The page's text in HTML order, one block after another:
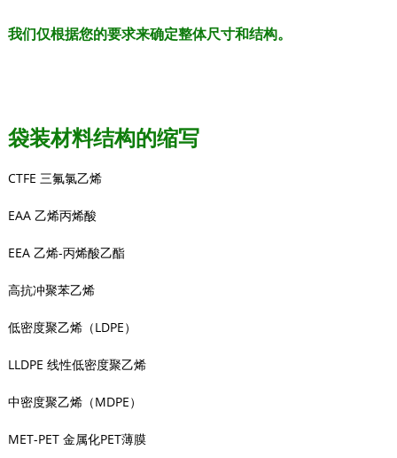
我们仅根据您的要求来确定整体尺寸和结构。
袋装材料结构的缩写
CTFE 三氟氯乙烯
EAA 乙烯丙烯酸
EEA 乙烯-丙烯酸乙酯
高抗冲聚苯乙烯
低密度聚乙烯（LDPE）
LLDPE 线性低密度聚乙烯
中密度聚乙烯（MDPE）
MET-PET 金属化PET薄膜